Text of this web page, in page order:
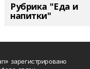
Рубрика "Еда и
напитки"
зарегистрировано